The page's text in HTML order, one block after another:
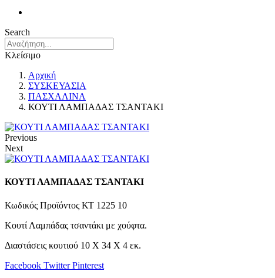
Search
Κλείσιμο
Αρχική
ΣΥΣΚΕΥΑΣΙΑ
ΠΑΣΧΑΛΙΝΑ
ΚΟΥΤΙ ΛΑΜΠΑΔΑΣ ΤΣΑΝΤΑΚΙ
Previous
Next
ΚΟΥΤΙ ΛΑΜΠΑΔΑΣ ΤΣΑΝΤΑΚΙ
Κωδικός Προϊόντος ΚΤ 1225 10
Κουτί Λαμπάδας τσαντάκι με χούφτα.
Διαστάσεις κουτιού 10 Χ 34 Χ 4 εκ.
Facebook Twitter Pinterest